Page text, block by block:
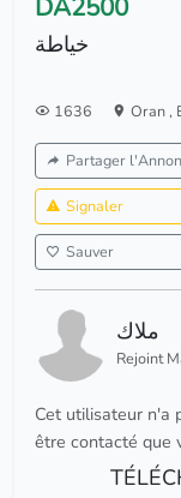
DA2500
خياطة
1636 Oran,
Partager
Signaler
Sauver
ملاك
Rejoint
Cet utilisateur n'a
être contacté que